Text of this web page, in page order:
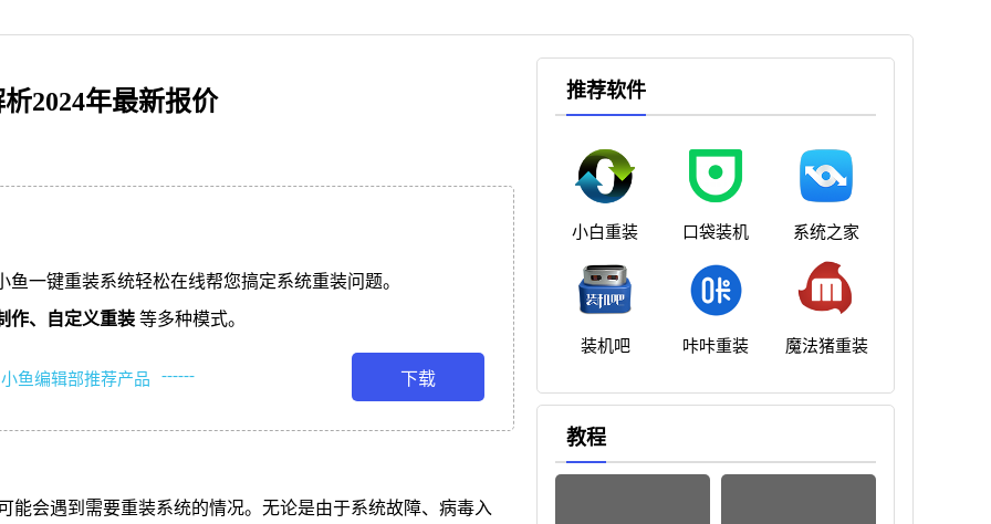
2024年最新报价
一键重装系统轻松在线帮您搞定系统重装问题。
作、
自定义重装 等多种模式。
小鱼编辑部推荐产品 ------ 下载
能会遇到需要重装系统的情况。无论是由于系统故障、病毒入
推荐软件
小白重装 口袋装机 系统之家
装机吧 咔咔重装 魔法猪重装
教程